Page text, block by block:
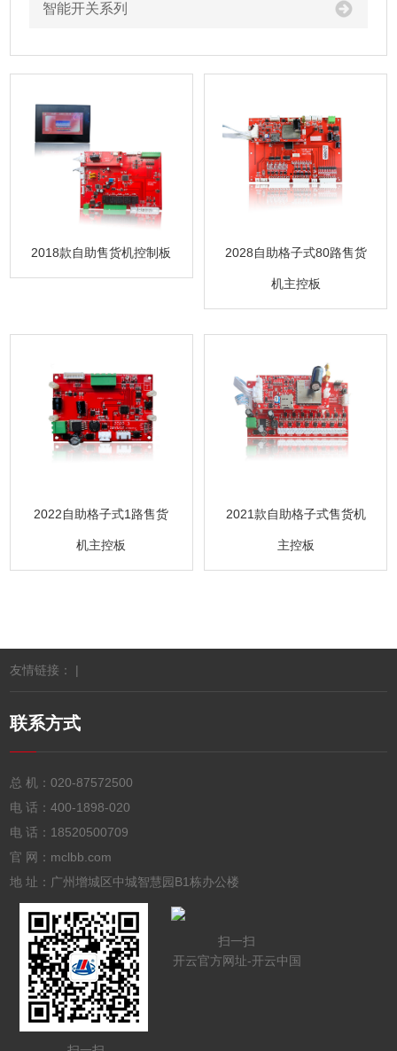
智能开关系列
2018款自助售货机控制板 2028自助格子式80路售货
机主控板
2022自助格子式1路售货
机主控板
2021款自助格子式售货机
主控板
友情链接： |
联系方式
总 机：020-87572500
电 话：400-1898-020
电 话： 18520500709
官 网：mclbb.com
地 址：广州增城区中城智慧园B1栋办公楼
扫一扫
开云官方网址-开云中国